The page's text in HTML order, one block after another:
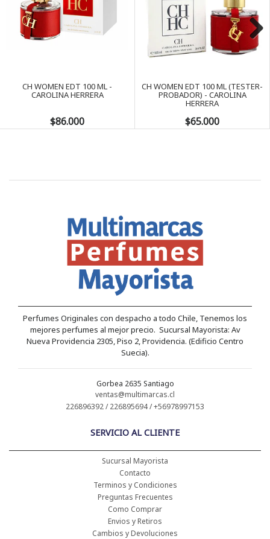
CH WOMEN EDT 100 ML -
CAROLINA HERRERA
$86.000
CH WOMEN EDT 100 ML (TESTER-
PROBADOR) - CAROLINA
HERRERA
$65.000
Next
Perfumes Originales con despacho a todo Chile, Tenemos los
mejores perfumes al mejor precio. Sucursal Mayorista: Av
Nueva Providencia 2305, Piso 2, Providencia. (Edificio Centro
Suecia).
Gorbea 2635 Santiago
ventas@multimarcas.cl
226896392 / 226895694 / +56978997153
SERVICIO AL CLIENTE
Sucursal Mayorista
Contacto
Terminos y Condiciones
Preguntas Frecuentes
Como Comprar
Envios y Retiros
Cambios y Devoluciones